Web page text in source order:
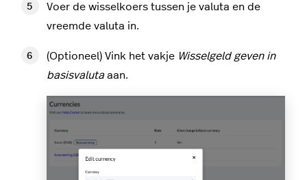
Voer de wisselkoers tussen je valuta en de
vreemde valuta in.
(Optioneel) Vink het vakje Wisselgeld geven in
basisvalutaaan.